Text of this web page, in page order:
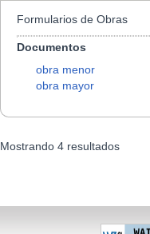
Formularios de Obras
Documentos
obra menor
obra mayor
Mostrando 4 resultados